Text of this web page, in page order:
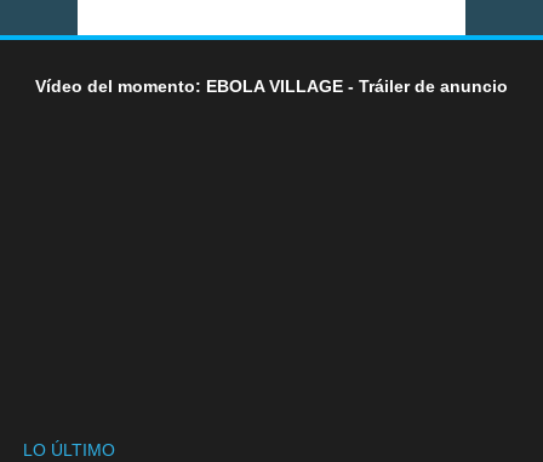
Vídeo del momento: EBOLA VILLAGE - Tráiler de anuncio
LO ÚLTIMO